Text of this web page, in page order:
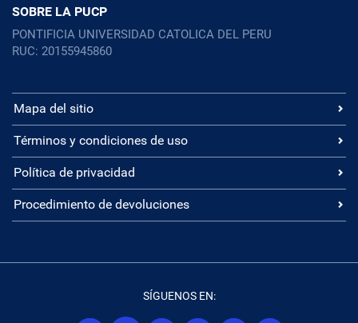
SOBRE LA PUCP
PONTIFICIA UNIVERSIDAD CATOLICA DEL PERU
RUC: 20155945860
Mapa del sitio
Términos y condiciones de uso
Política de privacidad
Procedimiento de devoluciones
SÍGUENOS EN: